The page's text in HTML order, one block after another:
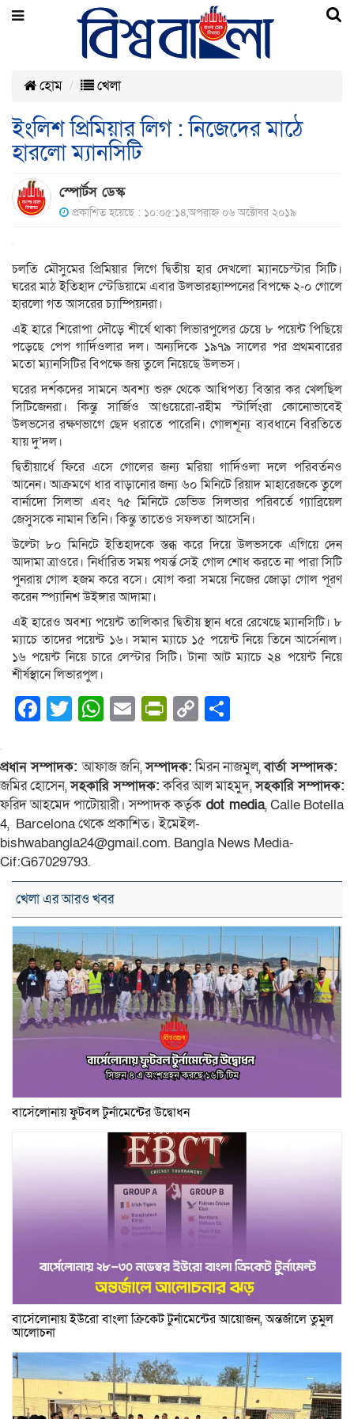
হোম খেলা
ইংলিশ প্রিমিয়ার লিগ : নিজেদের মাঠে
হারলো ম্যানসিটি
স্পোর্টস ডেস্ক
প্রকাশিত হয়েছে : ১০:০৫:১৪,অপরাহ্ন ০৬ অক্টোবর ২০১৯
চলতি মৌসুমের প্রিমিয়ার লিগে দ্বিতীয় হার দেখলো ম্যানচেস্টার সিটি।
ঘরের মাঠ ইতিহাদ স্টেডিয়ামে এবার উলভারহ্যাম্পনের বিপক্ষে ২-০ গোলে
হারলো গত আসরের চ্যাম্পিয়নরা।
এই হারে শিরোপা দৌড়ে শীর্ষে থাকা লিভারপুলের চেয়ে ৮ পয়েন্ট পিছিয়ে
পড়েছে পেপ গার্দিওলার দল। অন্যদিকে ১৯৭৯ সালের পর প্রথমবারের
মতো ম্যানসিটির বিপক্ষে জয় তুলে নিয়েছে উলভস।
ঘরের দর্শকদের সামনে অবশ্য শুরু থেকে আধিপত্য বিস্তার কর খেলছিল
সিটিজেনরা। কিন্তু সার্জিও আগুয়েরো-রহীম স্টার্লিংরা কোনোভাবেই
উলভসের রক্ষণভাগে ছেদ ধরাতে পারেনি। গোলশূন্য ব্যবধানে বিরতিতে
যায় দু’দল।
দ্বিতীয়ার্ধে ফিরে এসে গোলের জন্য মরিয়া গার্দিওলা দলে পরিবর্তনও
আনেন। আক্রমণে ধার বাড়ানোর জন্য ৬০ মিনিটে রিয়াদ মাহারেজকে তুলে
বার্নাদো সিলভা এবং ৭৫ মিনিটে ডেভিড সিলভার পরিবর্তে গ্যাব্রিয়েল
জেসুসকে নামান তিনি। কিন্তু তাতেও সফলতা আসেনি।
উল্টো ৮০ মিনিটে ইতিহাদকে স্তব্ধ করে দিয়ে উলভসকে এগিয়ে দেন
আদামা ত্রাওরে। নির্ধারিত সময় পযর্ন্ত সেই গোল শোধ করতে না পারা সিটি
পুনরায় গোল হজম করে বসে। যোগ করা সময়ে নিজের জোড়া গোল পূরণ
করেন স্প্যানিশ উইঙ্গার আদামা।
এই হারেও অবশ্য পয়েন্ট তালিকার দ্বিতীয় স্থান ধরে রেখেছে ম্যানসিটি। ৮
ম্যাচে তাদের পয়েন্ট ১৬। সমান ম্যাচে ১৫ পয়েন্ট নিয়ে তিনে আর্সেনাল।
১৬ পয়েন্ট নিয়ে চারে লেস্টার সিটি। টানা আট ম্যাচে ২৪ পয়েন্ট নিয়ে
শীর্ষস্থানে লিভারপুল।
Facebook
Twitter
WhatsApp
EmailPrintFriendly
Copy
প্রধান সম্পাদক:আফাজ জনি,সম্পাদক:মিরন নাজমুল,বার্তা সম্পাদক:
জমির হোসেন,সহকারি সম্পাদক:কবির আল মাহমুদ,সহকারি সম্পাদক:
ফরিদ আহমেদ পাটোয়ারী। সম্পাদক কর্তৃক dot media, Calle Botella
4, Barcelona থেকে প্রকাশিত। ইমেইল-
bishwabangla24@gmail.com. Bangla News Media-
Cif:G67029793.
খেলা এর আরও খবর
বার্সেলোনায় ফুটবল টুর্নামেন্টের উদ্বোধন
বার্সেলোনায় ইউরো বাংলা ক্রিকেট টুর্নামেন্টের আয়োজন, অন্তর্জালে তুমুল
আলোচনা